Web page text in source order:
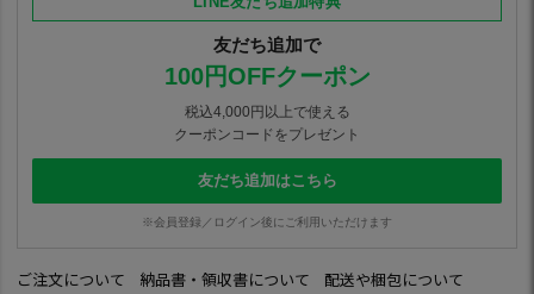
友だち追加で
100円OFFクーポン
税込4,000円以上で使える
クーポンコードをプレゼント
友だち追加はこちら
※会員登録／ログイン後にご利用いただけます
ご注文について 納品書・領収書について 配送や梱包について